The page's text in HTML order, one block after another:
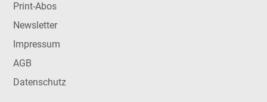
Print-Abos
Newsletter
Impressum
AGB
Datenschutz